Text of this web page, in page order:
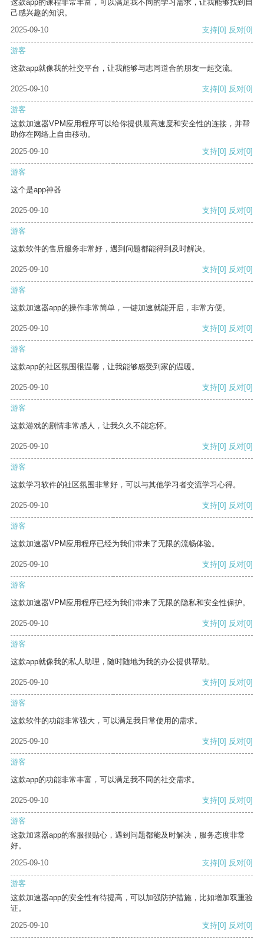
这款app的课程非常丰富，可以满足我不同的学习需求，让我能够找到自
己感兴趣的知识。
2025-09-10
支持[0] 反对[0]
游客
这款app就像我的社交平台，让我能够与志同道合的朋友一起交流。
2025-09-10 支持[0] 反对[0]
游客
这款加速器VPM应用程序可以给你提供最高速度和安全性的连接，并帮
助你在网络上自由移动。
2025-09-10
支持[0] 反对[0]
游客
这个是app神器
2025-09-10 支持[0] 反对[0]
游客
这款软件的售后服务非常好，遇到问题都能得到及时解决。
2025-09-10 支持[0] 反对[0]
游客
这款加速器app的操作非常简单，一键加速就能开启，非常方便。
2025-09-10 支持[0] 反对[0]
游客
这款app的社区氛围很温馨，让我能够感受到家的温暖。
2025-09-10 支持[0] 反对[0]
游客
这款游戏的剧情非常感人，让我久久不能忘怀。
2025-09-10 支持[0] 反对[0]
游客
这款学习软件的社区氛围非常好，可以与其他学习者交流学习心得。
2025-09-10 支持[0] 反对[0]
游客
这款加速器VPM应用程序已经为我们带来了无限的流畅体验。
2025-09-10 支持[0] 反对[0]
游客
这款加速器VPM应用程序已经为我们带来了无限的隐私和安全性保护。
2025-09-10 支持[0] 反对[0]
游客
这款app就像我的私人助理，随时随地为我的办公提供帮助。
2025-09-10 支持[0] 反对[0]
游客
这款软件的功能非常强大，可以满足我日常使用的需求。
2025-09-10 支持[0] 反对[0]
游客
这款app的功能非常丰富，可以满足我不同的社交需求。
2025-09-10 支持[0] 反对[0]
游客
这款加速器app的客服很贴心，遇到问题都能及时解决，服务态度非常
好。
2025-09-10
支持[0] 反对[0]
游客
这款加速器app的安全性有待提高，可以加强防护措施，比如增加双重验
证。
2025-09-10
支持[0] 反对[0]